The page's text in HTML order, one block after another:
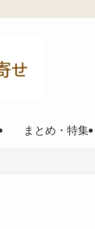
まとめ・特集